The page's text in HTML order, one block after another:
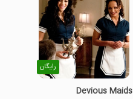
رایگان
Devious Maids